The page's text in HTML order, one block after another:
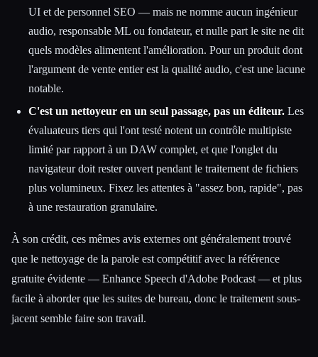
UI et de personnel SEO — mais ne nomme aucun ingénieur
audio, responsable ML ou fondateur, et nulle part le site ne dit
quels modèles alimentent l'amélioration. Pour un produit dont
l'argument de vente entier est la qualité audio, c'est une lacune
notable.
C'est un nettoyeur en un seul passage, pas un éditeur. Les
évaluateurs tiers qui l'ont testé notent un contrôle multipiste
limité par rapport à un DAW complet, et que l'onglet du
navigateur doit rester ouvert pendant le traitement de fichiers
plus volumineux. Fixez les attentes à "assez bon, rapide", pas
à une restauration granulaire.
À son crédit, ces mêmes avis externes ont généralement trouvé
que le nettoyage de la parole est compétitif avec la référence
gratuite évidente — Enhance Speech d'Adobe Podcast — et plus
facile à aborder que les suites de bureau, donc le traitement sous-
jacent semble faire son travail.